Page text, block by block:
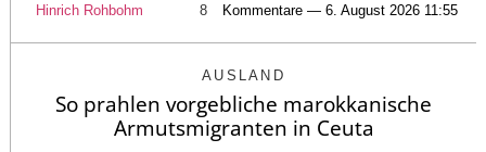
Hinrich Rohbohm 8 Kommentare — 6. August 2026 11:55
AUSLAND
So prahlen vorgebliche marokkanische
Armutsmigranten in Ceuta